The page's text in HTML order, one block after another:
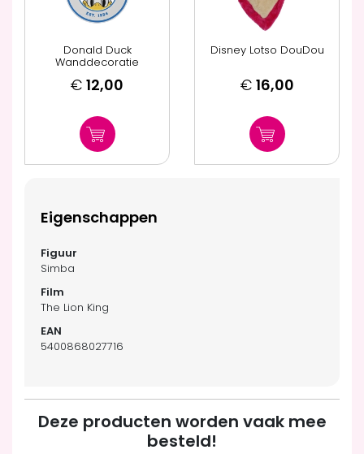
Donald Duck
Wanddecoratie
€ 12,00
Disney Lotso DouDou
€ 16,00
Eigenschappen
Simba
The Lion King
5400868027716
Deze producten worden vaak mee
besteld!